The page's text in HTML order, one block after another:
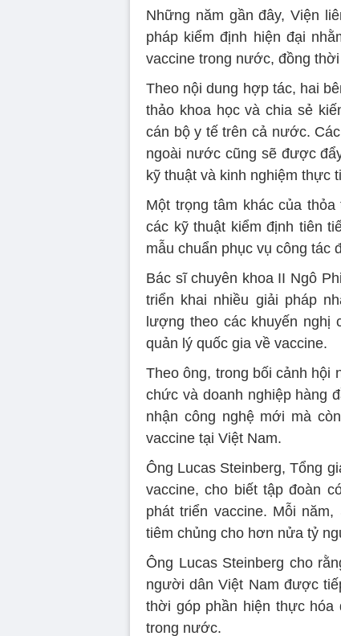
Những năm gần đây, Viện
pháp kiểm định hiện đại
vaccine trong nước, đồng
Theo nội dung hợp tác, hai
thảo khoa học và chia sẻ
cán bộ y tế trên cả nước.
ngoài nước cũng sẽ được
kỹ thuật và kinh nghiệm thực
Một trọng tâm khác của
các kỹ thuật kiểm định tiên
mẫu chuẩn phục vụ công tác
Bác sĩ chuyên khoa II Ngô
triển khai nhiều giải pháp
lượng theo các khuyến nghị
quản lý quốc gia về vaccine.
Theo ông, trong bối cảnh hội
chức và doanh nghiệp hàng
nhận công nghệ mới mà
vaccine tại Việt Nam.
Ông Lucas Steinberg, Tổng
vaccine, cho biết tập đoàn
phát triển vaccine. Mỗi
tiêm chủng cho hơn nửa tỷ
Ông Lucas Steinberg cho
người dân Việt Nam được
thời góp phần hiện thực
trong nước.